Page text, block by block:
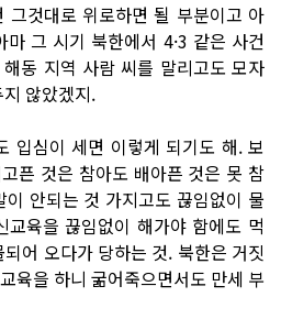
그것대로 위로하면 될 부분이고 아
그 시기 북한에서 4·3 같은 사건
동 지역 사람 씨를 말리고도 모자
않았겠지.
입심이 세면 이렇게 되기도 해. 보
픈 것은 참아도 배아픈 것은 못 참
안되는 것 가지고도 끊임없이 물
육을 끊임없이 해가야 함에도 먹
어 오다가 당하는 것. 북한은 거짓
육을 하니 굶어죽으면서도 만세 부